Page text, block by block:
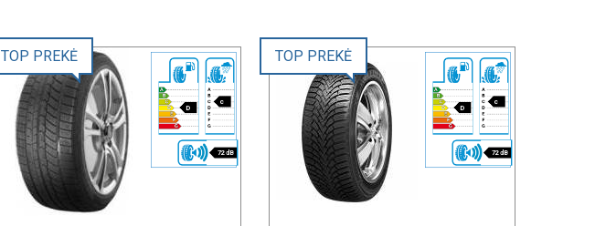
D
c
72 dB
TOP PREKĖ
D
c
72 dB
TOP PREKĖ